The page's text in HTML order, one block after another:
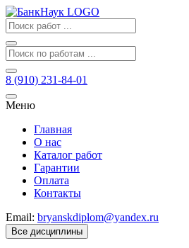
8 (910) 231-84-01
Меню
Главная
О нас
Каталог работ
Гарантии
Оплата
Контакты
Email: bryanskdiplom@yandex.ru
Все дисциплины